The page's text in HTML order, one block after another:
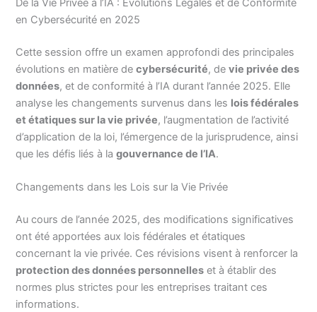
De la Vie Privée à l’IA : Évolutions Légales et de Conformité
en Cybersécurité en 2025
Cette session offre un examen approfondi des principales
évolutions en matière decybersécurité, devie privée des
données, et de conformité à l’IA durant l’année 2025. Elle
analyse les changements survenus dans les lois fédérales
et étatiques sur la vie privée, l’augmentation de l’activité
d’application de la loi, l’émergence de la jurisprudence, ainsi
que les défis liés à lagouvernance de l’IA.
Changements dans les Lois sur la Vie Privée
Au cours de l’année 2025, des modifications significatives
ont été apportées aux lois fédérales et étatiques
concernant la vie privée. Ces révisions visent à renforcer la
protection des données personnelles et à établir des
normes plus strictes pour les entreprises traitant ces
informations.